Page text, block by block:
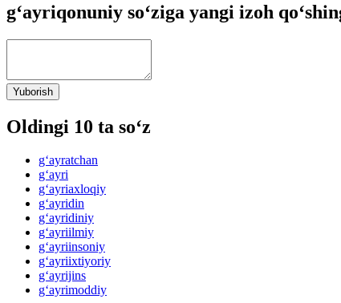
g‘ayriqonuniy so‘ziga yangi izoh
Yuborish
Oldingi 10 ta so‘z
g‘ayratchan
g‘ayri
g‘ayriaxloqiy
g‘ayridin
g‘ayridiniy
g‘ayriilmiy
g‘ayriinsoniy
g‘ayriixtiyoriy
g‘ayrijins
g‘ayrimoddiy